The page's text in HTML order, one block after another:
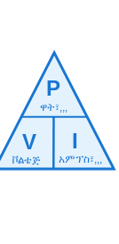
P
ዋት፣,,,
V
ቮልቴጅ
I
አምፕስ፣,,,